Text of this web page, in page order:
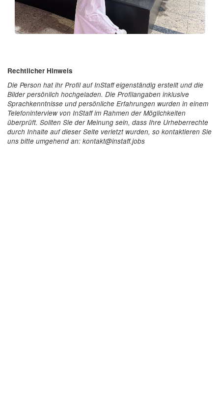
Rechtlicher Hinweis
Die Person hat ihr Profil auf InStaff eigenständig erstellt und die
Bilder persönlich hochgeladen. Die Profilangaben inklusive
Sprachkenntnisse und persönliche Erfahrungen wurden in einem
Telefoninterview von InStaff im Rahmen der Möglichkeiten
überprüft. Sollten Sie der Meinung sein, dass Ihre Urheberrechte
durch Inhalte auf dieser Seite verletzt wurden, so kontaktieren Sie
uns bitte umgehend an: kontakt@instaff.jobs